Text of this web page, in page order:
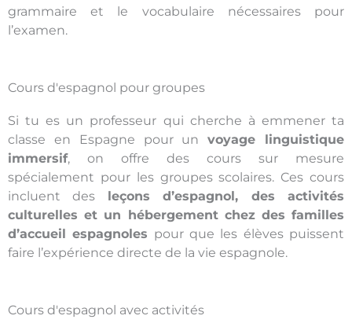
grammaire et le vocabulaire nécessaires pour
l’examen.
Cours d'espagnol pour groupes
Si tu es un professeur qui cherche à emmener ta
classe en Espagne pour unvoyage linguistique
immersif, on offre des cours sur mesure
spécialement pour les groupes scolaires. Ces cours
incluent des
leçons d’espagnol, des activités
culturelles et un hébergement chez des familles
d’accueil espagnoles pour que les élèves puissent
faire l’expérience directe de la vie espagnole.
Cours d'espagnol avec activités